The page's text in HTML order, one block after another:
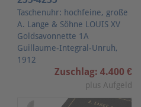
Taschenuhr: hochfeine, große
A. Lange & Söhne LOUIS XV
Goldsavonnette 1A
Guillaume-Integral-Unruh,
1912
Zuschlag: 4.400 €
plus Aufgeld